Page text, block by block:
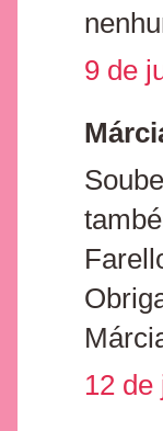
9 de
12 de